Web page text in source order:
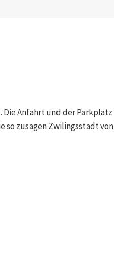
Anfahrt und der
zusagen Zwilingsstadt